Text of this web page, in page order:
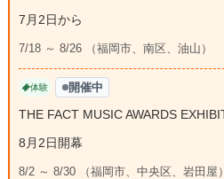
7月2日から
7/18 ～ 8/26 （福岡市、南区、油山）
体験 開催中
THE FACT MUSIC AWARDS
8月2日開幕
8/2 ～ 8/30 （福岡市、中央区、岩田屋）